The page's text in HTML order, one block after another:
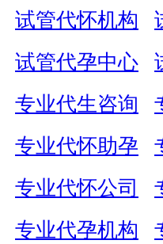
试管代怀机构
试管代孕中心
专业代生咨询
专业代怀助孕
专业代怀公司
专业代孕机构